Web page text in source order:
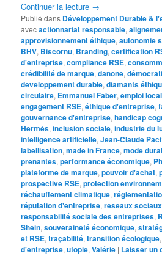
Continuer la lecture →
Publié dans Développement Durable &
avecactionnariat responsable,
approvisionnement éthique,autonomie
BHV, Biscornu, Branding,certification
d'entreprise,compliance RSE,
crédibilité de marque,danone,
developpement durable,diamants
circulaire, Emmanuel Faber,emploi local
engagement RSE,éthique d'entreprise,
gouvernance d'entreprise,handicap
Hermès,inclusion sociale,industrie du
intelligence artificielle,Jean-Claude
labellisation,made in France,mode
prenantes,performance économique,
plateforme de marque,pouvoir d'achat,
prospective RSE,protection
réchauffement climatique,
réputation d'entreprise,reseaux sociaux
responsabilité sociale des entreprises,
Shein,souveraineté économique,
et RSE,traçabilité,transition écologique
d'entreprise,utopie,Valérie | Laisser un